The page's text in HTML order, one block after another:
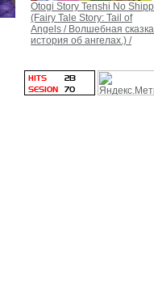
Otogi Story Tenshi No
(Fairy Tale Story: Tail of
Angels / Волшебная
история об ангелах.) /